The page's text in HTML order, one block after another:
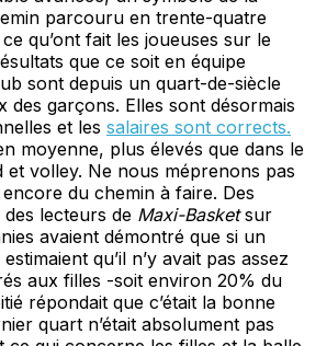
parcouru en trente-quatre
ce qu’ont fait les joueuses sur le
que ce soit en équipe
sont depuis un quart-de-siècle
des garçons. Elles sont désormais
et les salaires sont corrects.
moyenne, plus élevés que dans le
volley. Ne nous méprenons pas
du chemin à faire. Des
lecteurs de Maxi-Basketsur
avaient démontré que si un
qu’il n’y avait pas assez
aux filles -soit environ 20% du
répondait que c’était la bonne
quart n’était absolument pas